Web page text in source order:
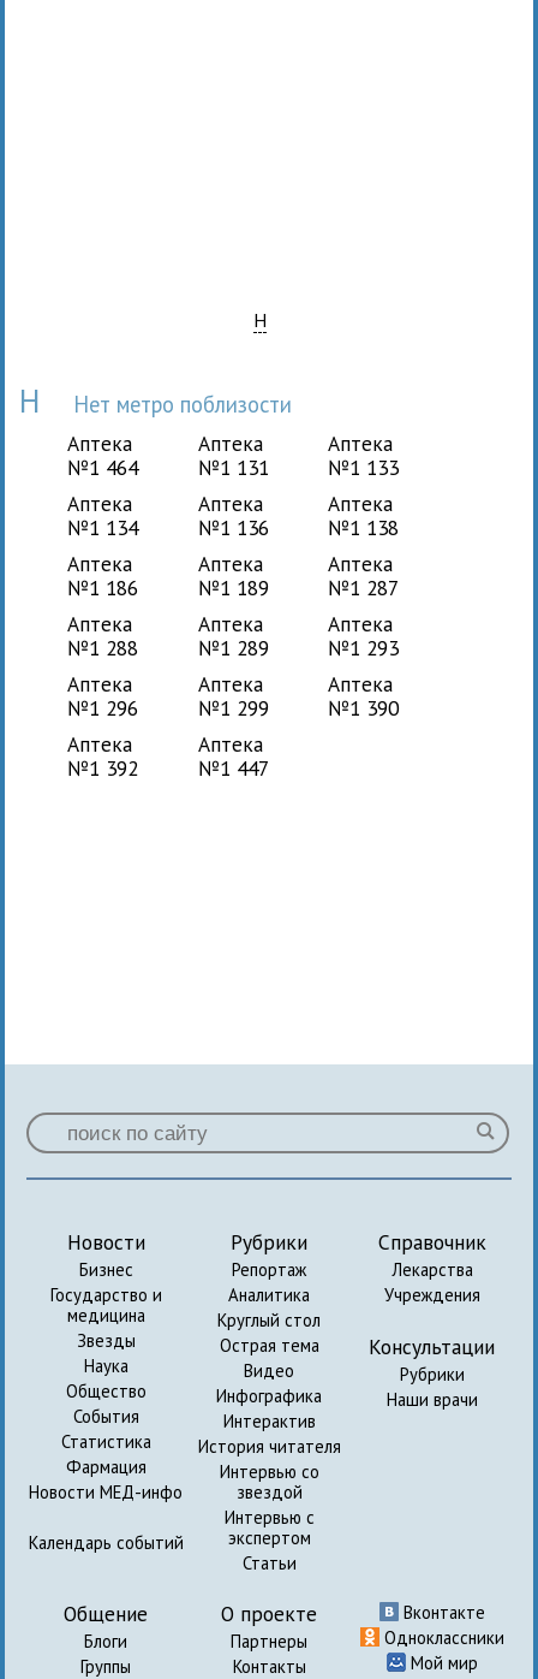
Н
Н Нет метро поблизости
Аптека
№1 464
Аптека
№1 131
Аптека
№1 133
Аптека
№1 134
Аптека
№1 136
Аптека
№1 138
Аптека
№1 186
Аптека
№1 189
Аптека
№1 287
Аптека
№1 288
Аптека
№1 289
Аптека
№1 293
Аптека
№1 296
Аптека
№1 299
Аптека
№1 390
Аптека
№1 392
Аптека
№1 447
Новости
Бизнес
Государство и
медицина
Звезды
Наука
Общество
События
Статистика
Фармация
Новости МЕД-инфо
Календарь событий
Рубрики
Репортаж
Аналитика
Круглый стол
Острая тема
Видео
Инфографика
Интерактив
История читателя
Интервью со
звездой
Интервью с
экспертом
Статьи
Справочник
Лекарства
Учреждения
Консультации
Рубрики
Наши врачи
Общение
Блоги
Группы
О проекте
Партнеры
Контакты
Вконтакте
Одноклассники
Мой мир